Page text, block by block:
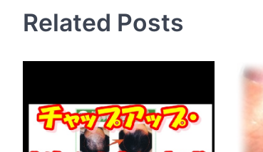
ビ
ゲ
ン
Related Posts